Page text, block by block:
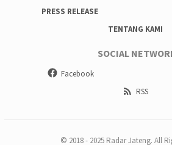
PRESS RELEASE
TENTANG KAMI
SOCIAL
Facebook
RSS
© 2018 - 2025 Radar Jateng. All